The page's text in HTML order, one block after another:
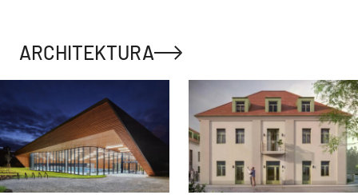
ARCHITEKTURA